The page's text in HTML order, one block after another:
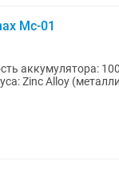
Mc-01
аккумулятора:
Zinc Alloy